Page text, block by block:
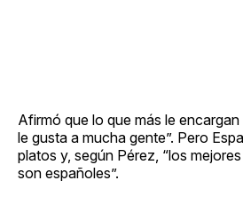
Afirmó que lo que más le encargan
le gusta a mucha gente”. Pero
platos y, según Pérez, “los
son españoles”.